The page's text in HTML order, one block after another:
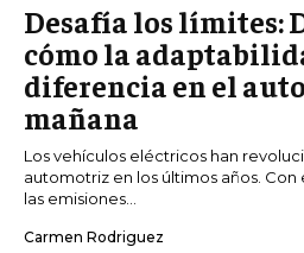
Desafía los límites:
cómo la
diferencia en el
mañana
Los vehículos eléctricos han
automotriz en los últimos años.
las emisiones...
Carmen Rodriguez